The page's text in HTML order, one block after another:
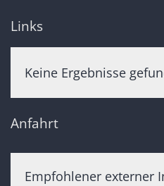
Links
Keine Ergebnisse
Anfahrt
Empfohlener externer